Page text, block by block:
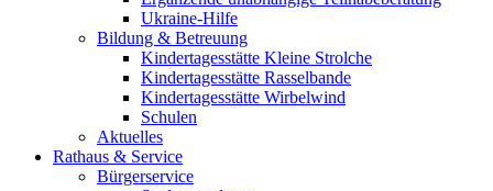
Ukraine-Hilfe
Bildung & Betreuung
Kindertagesstätte Kleine Strolche
Kindertagesstätte Rasselbande
Kindertagesstätte Wirbelwind
Schulen
Aktuelles
Rathaus & Service
Bürgerservice